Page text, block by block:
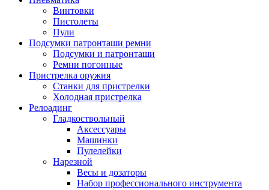
Винтовки
Пистолеты
Пули
Подсумки патронташи ремни
Подсумки и патронташи
Ремни погонные
Пристрелка оружия
Станки для пристрелки
Холодная пристрелка
Релоадинг
Гладкоствольный
Аксессуары
Машинки
Пулелейки
Нарезной
Весы и дозаторы
Набор профессионального инструмента